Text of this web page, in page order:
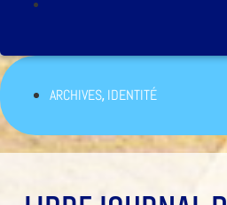
ARCHIVES,IDENTITÉ